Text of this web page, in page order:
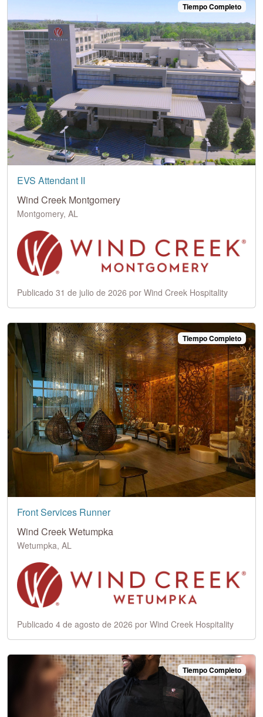
Tiempo Completo
EVS Attendant II
Wind Creek Montgomery
Montgomery, AL
Publicado 31 de julio de 2026 por Wind Creek Hospitality
Tiempo Completo
Front Services Runner
Wind Creek Wetumpka
Wetumpka, AL
Publicado 4 de agosto de 2026 por Wind Creek Hospitality
Tiempo Completo